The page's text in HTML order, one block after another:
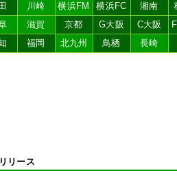
川崎 横浜FM 横浜FC 湘南
滋賀 京都 G大阪 C大阪
福岡 北九州 鳥栖 長崎
リース